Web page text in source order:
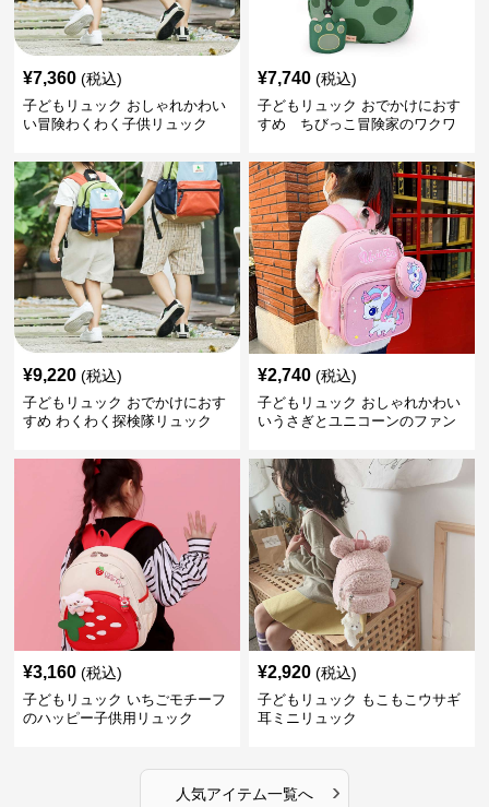
¥7,360 (税込)
子どもリュック おしゃれかわい
い冒険わくわく子供リュック
¥7,740 (税込)
子どもリュック おでかけにおす
すめ ちびっこ冒険家のワクワ
¥9,220 (税込)
子どもリュック おでかけにおす
すめ わくわく探検隊リュック
¥2,740 (税込)
子どもリュック おしゃれかわい
いうさぎとユニコーンのファン
¥3,160 (税込)
子どもリュック いちごモチーフ
のハッピー子供用リュック
¥2,920 (税込)
子どもリュック もこもこウサギ
耳ミニリュック
人気アイテム一覧へ ›